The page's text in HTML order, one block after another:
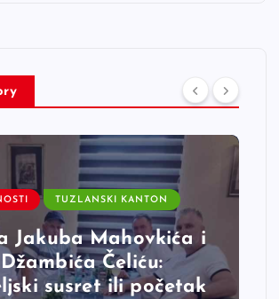
TUZLANSKI KANTON
Jakuba Mahovkića i
Čeliću:
susret ili početak